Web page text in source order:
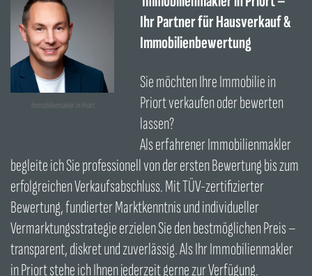
Immobilienmakler in Priort
Ihr Partner für Hausverkauf &
Immobilienbewertung
Sie möchten Ihre Immobilie in
Priort verkaufen oder bewerten
lassen?
Als erfahrener Immobilienmakler
begleite ich Sie professionell von der ersten Bewertung bis zum
erfolgreichen Verkaufsabschluss. Mit TÜV-zertifizierter
Bewertung, fundierter Marktkenntnis und individueller
Vermarktungsstrategie erzielen Sie den bestmöglichen Preis –
transparent, diskret und zuverlässig. Als Ihr Immobilienmakler
in Priort stehe ich Ihnen jederzeit gerne zur Verfügung.